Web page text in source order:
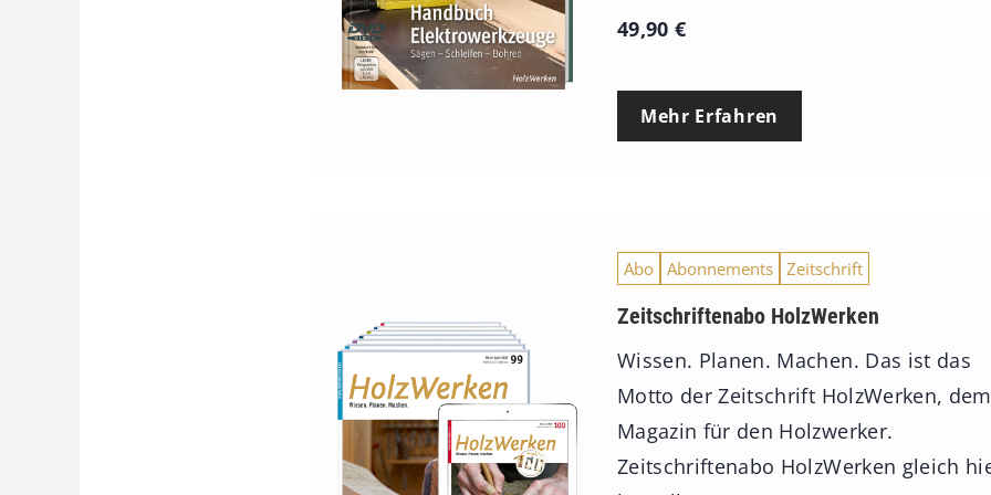
49,90 €
Mehr Erfahren
Abo Abonnements Zeitschrift
Zeitschriftenabo HolzWerken
Wissen. Planen. Machen. Das ist das
Motto der Zeitschrift HolzWerken, dem
Magazin für den Holzwerker.
Zeitschriftenabo HolzWerken gleich